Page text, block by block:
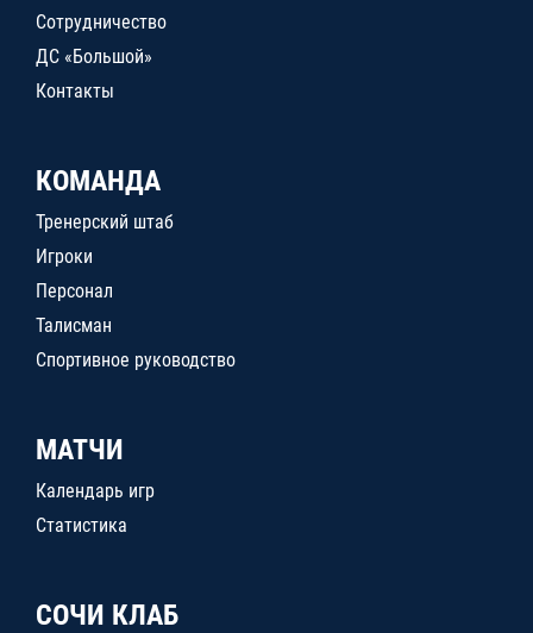
Сотрудничество
ДС «Большой»
Контакты
КОМАНДА
Тренерский штаб
Игроки
Персонал
Талисман
Спортивное руководство
МАТЧИ
Календарь игр
Статистика
СОЧИ КЛАБ